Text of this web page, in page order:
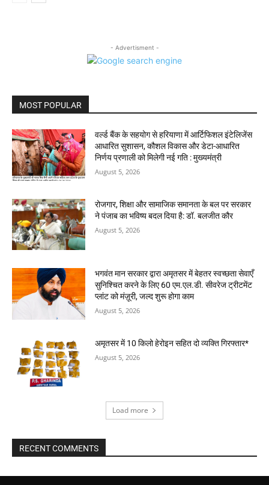
- Advertisment -
MOST POPULAR
वर्ल्ड बैंक के सहयोग से हरियाणा में आर्टिफिशल इंटेलिजेंस
आधारित सुशासन, कौशल विकास और डेटा-आधारित
निर्णय प्रणाली को मिलेगी नई गति : मुख्यमंत्री
August 5, 2026
रोजगार, शिक्षा और सामाजिक समानता के बल पर सरकार
ने पंजाब का भविष्य बदल दिया है: डॉ. बलजीत कौर
August 5, 2026
भगवंत मान सरकार द्वारा अमृतसर में बेहतर स्वच्छता सेवाएँ
सुनिश्चित करने के लिए 60 एम.एल.डी. सीवरेज ट्रीटमेंट
प्लांट को मंज़ूरी, जल्द शुरू होगा काम
August 5, 2026
अमृतसर में 10 किलो हेरोइन सहित दो व्यक्ति गिरफ्तार*
August 5, 2026
Load more
RECENT COMMENTS